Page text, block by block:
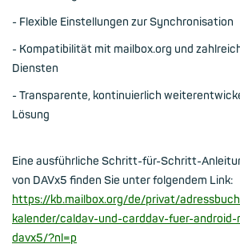
- Flexible Einstellungen zur Synchronisation
- Kompatibilität mit mailbox.org und
Diensten
- Transparente, kontinuierlich
Lösung
Eine ausführliche Schritt-für-Schritt-
von DAVx5 finden Sie unter folgendem Link:
https://kb.mailbox.org/de/privat/
kalender/caldav-und-carddav-fuer-
davx5/?nl=p